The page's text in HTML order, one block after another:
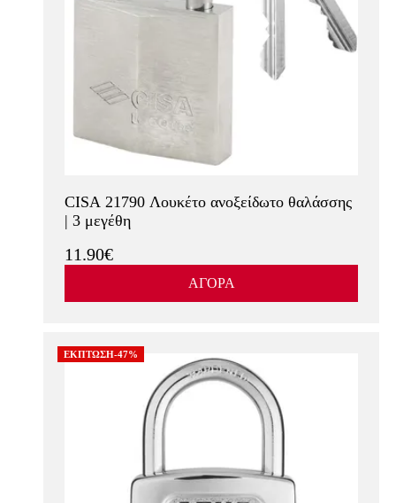
CISA 21790 Λουκέτο ανοξείδωτο θαλάσσης
| 3 μεγέθη
11.90€
ΑΓΟΡΑ
ΕΚΠΤΩΣΗ-47%